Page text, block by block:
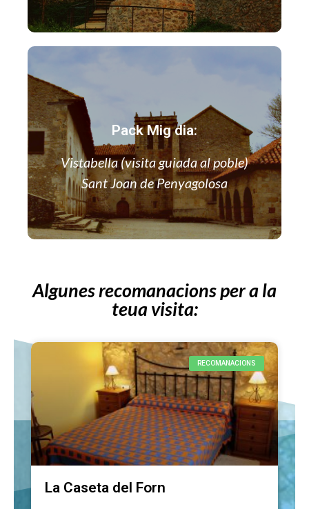
Descobreix tota la riquesa
del poble i de l'entorn
+ INFO
Pack Mig dia:
Vistabella (visita guiada al poble)
Sant Joan de Penyagolosa
El que no et pots perdre
+ INFO
Algunes recomanacions per a la
teua visita:
RECOMANACIONS
La Caseta del Forn